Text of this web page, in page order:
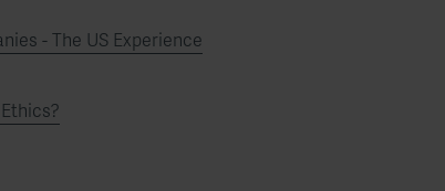
- The US Experience